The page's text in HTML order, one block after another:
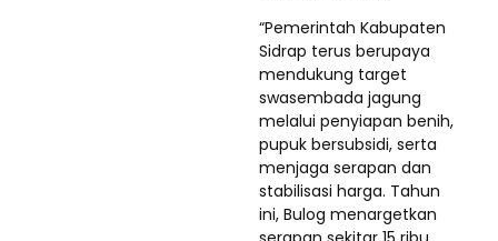
“Pemerintah Kabupaten
Sidrap terus berupaya
mendukung target
swasembada jagung
melalui penyiapan benih,
pupuk bersubsidi, serta
menjaga serapan dan
stabilisasi harga. Tahun
ini, Bulog menargetkan